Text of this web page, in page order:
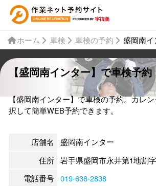
ホーム 車検 車検の予約 盛岡南
【盛岡南インター】で車検予約
【盛岡南インター】で車検の予約。カレ
択して簡単WEB予約できます。
店舗名
盛岡南インター
住所 岩手県盛岡市永井第1地割
電話番号 019-638-2838